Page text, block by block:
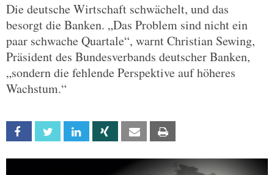
Die deutsche Wirtschaft schwächelt, und das
besorgt die Banken. „Das Problem sind nicht ein
paar schwache Quartale“, warnt Christian Sewing,
Präsident des Bundesverbands deutscher Banken,
„sondern die fehlende Perspektive auf höheres
Wachstum.“
Facebook Twitter Linkedin Xing Email